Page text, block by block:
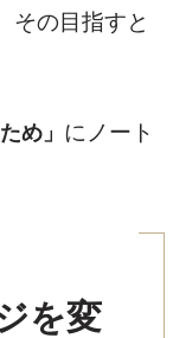
その目指すと
め」 にノート
を変